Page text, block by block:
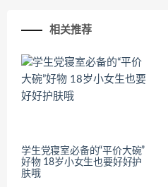
相关推荐
学生党寝室必备的“平价大碗”
好物 18岁小女生也要好好护
肤哦